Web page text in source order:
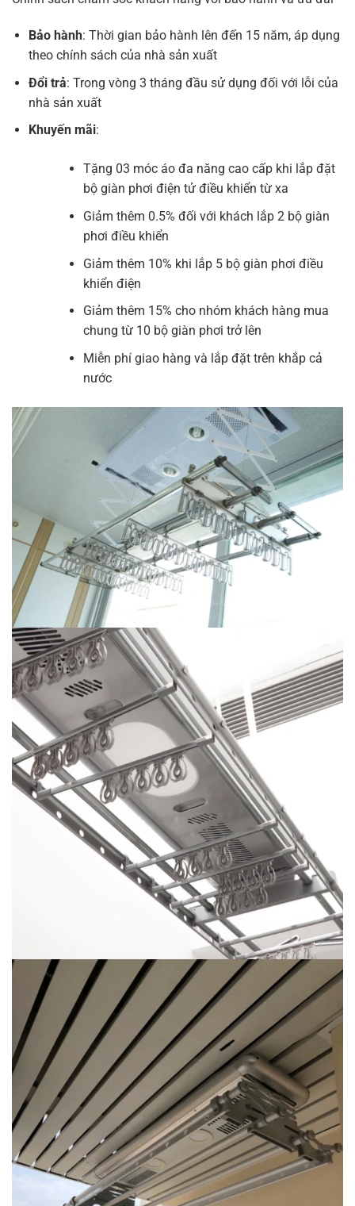
Bảo hành: Thời gian bảo hành lên đến 15 năm, áp dụng
theo chính sách của nhà sản xuất
Đổi trả: Trong vòng 3 tháng đầu sử dụng đối với lỗi của
nhà sản xuất
Khuyến mãi:
Tặng 03 móc áo đa năng cao cấp khi lắp đặt
bộ giàn phơi điện tử điều khiển từ xa
Giảm thêm 0.5% đối với khách lắp 2 bộ giàn
phơi điều khiển
Giảm thêm 10% khi lắp 5 bộ giàn phơi điều
khiển điện
Giảm thêm 15% cho nhóm khách hàng mua
chung từ 10 bộ giàn phơi trở lên
Miễn phí giao hàng và lắp đặt trên khắp cả
nước